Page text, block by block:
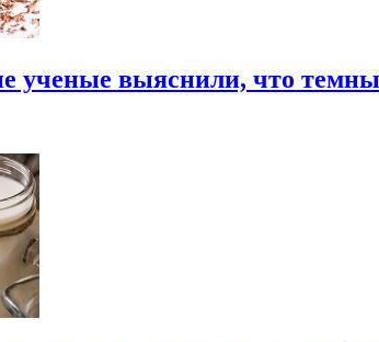
ученые выяснили, что